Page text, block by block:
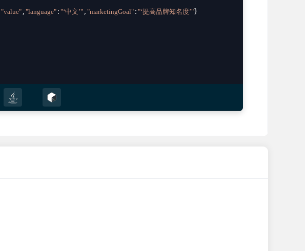
"value" , "language" : "‘中文’" , "marketingGoal" : "‘提高品牌知名度’" }